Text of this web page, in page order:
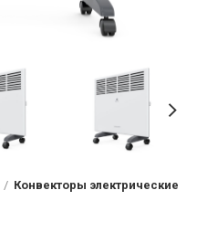
Конвекторы электрические